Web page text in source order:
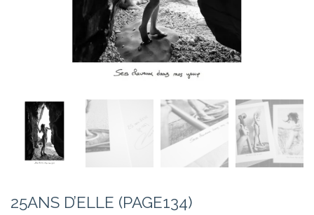
25ANS D’ELLE (PAGE134)